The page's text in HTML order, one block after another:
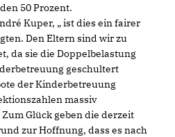
50 Prozent.
Kuper, „ ist dies ein fairer
Den Eltern sind wir zu
da sie die Doppelbelastung
geschultert
der Kinderbetreuung
massiv
Glück geben die derzeit
zur Hoffnung, dass es nach